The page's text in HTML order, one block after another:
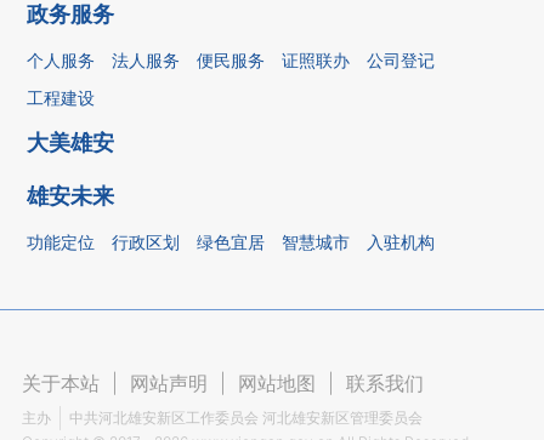
政务服务
个人服务 法人服务 便民服务 证照联办
公司登记
工程建设
大美雄安
雄安未来
功能定位 行政区划 绿色宜居 智慧城市 入驻机构
关于本站 网站声明 网站地图 联系我们
主办
中共河北雄安新区工作委员会 河北雄安新区管理委员会